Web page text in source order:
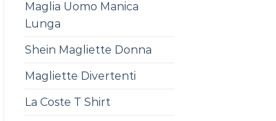
Maglia Uomo Manica
Lunga
Shein Magliette Donna
Magliette Divertenti
La Coste T Shirt